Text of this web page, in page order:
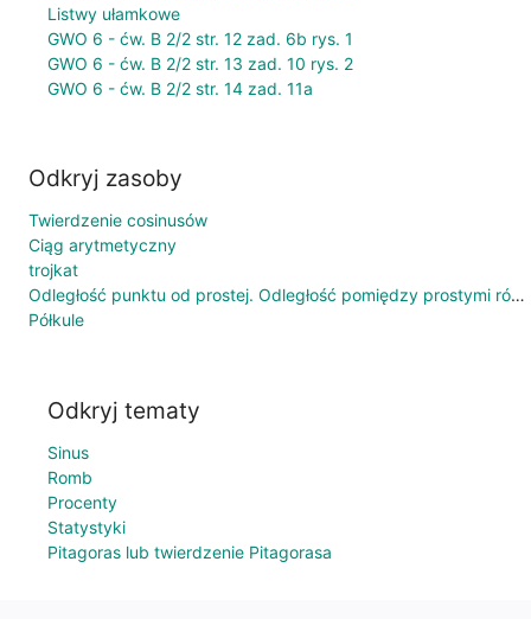
Listwy ułamkowe
GWO 6 - ćw. B 2/2 str. 12 zad. 6b rys. 1
GWO 6 - ćw. B 2/2 str. 13 zad. 10 rys. 2
GWO 6 - ćw. B 2/2 str. 14 zad. 11a
Odkryj zasoby
Twierdzenie cosinusów
Ciąg arytmetyczny
trojkat
Odległość punktu od prostej. Odległość pomiędzy prostymi równoległymi.
Półkule
Odkryj tematy
Sinus
Romb
Procenty
Statystyki
Pitagoras lub twierdzenie Pitagorasa